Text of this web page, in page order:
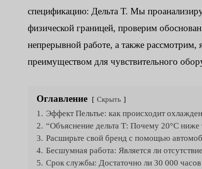
спецификацию: Дельта Т. Мы
физической границей, проверим
непрерывной работе, а также рассмотрим,
преимуществом для чувствительного
Оглавление Скрыть
1. Эффект Пельтье: как происходит
2. “Объяснение дельта Т: Почему 20°C
3. Расширьте свой бренд с помощью
4. Бесшумная работа: Является ли
5. Срок службы: Достаточно ли 30 000